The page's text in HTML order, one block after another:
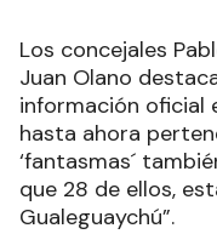
Los concejales
Juan Olano
información oficial
hasta ahora
‘fantasmas´
que 28 de ellos,
Gualeguaychú”.